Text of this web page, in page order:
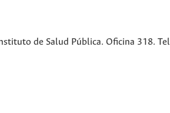
de Salud Pública. Oficina 318.